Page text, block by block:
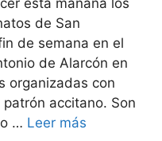
de San
de semana en el
de Alarcón en
organizadas con
accitano. Son
… Leer más